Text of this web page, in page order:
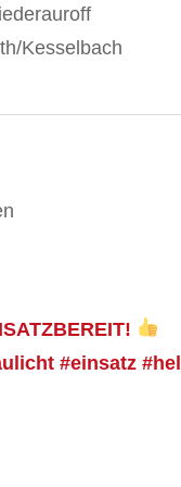
Kesselbach
#einsatz